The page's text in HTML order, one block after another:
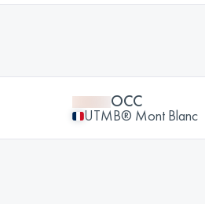
OCC
UTMB® Mont Blanc